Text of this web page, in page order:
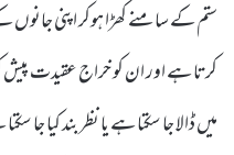
ستم کے سامنے کھڑا ہوکر اپنی
کرتا ہے اور ان کو خراج عقیدت
میں ڈالا جا سکتا ہے یا نظر بند کیا جا